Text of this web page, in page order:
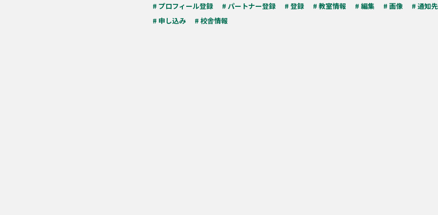
# プロフィール登録 # パートナー登録 # 登録 # 教室情報 # 編集 # 画像
# 通知先
# 申し込み
# 校舎情報